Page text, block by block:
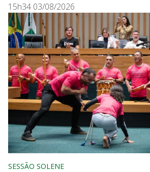
15h34 03/08/2026
SESSÃO SOLENE